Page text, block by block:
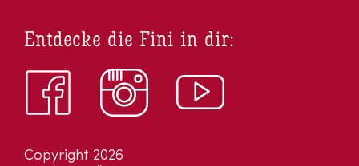
Copyright 2026
Entdecke die Fini in dir: